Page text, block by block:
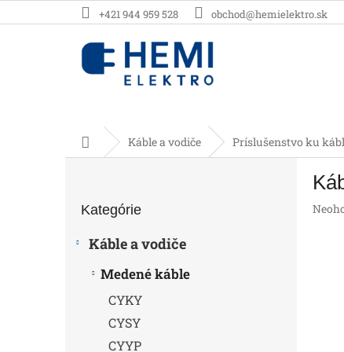
na
+421 944 959 528 obchod@hemielektro.sk
DomovKáble a vodiče Príslušenstvo ku
kategórie
Kategórie
Káble a vodiče
Medené káble
CYKY
CYSY
CYYP